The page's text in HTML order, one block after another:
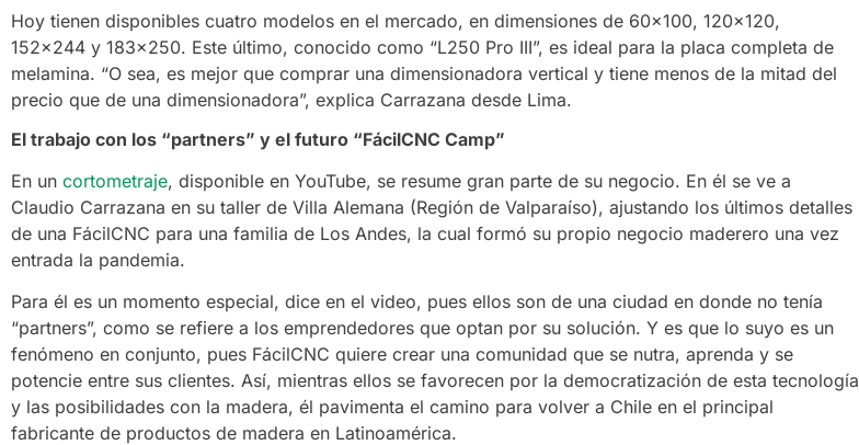
Hoy tienen disponibles cuatro modelos en el mercado, en dimensiones de 60×100, 120×120,
152×244 y 183×250. Este último, conocido como “L250 Pro III”, es ideal para la placa completa de
melamina. “O sea, es mejor que comprar una dimensionadora vertical y tiene menos de la mitad del
precio que de una dimensionadora”, explica Carrazana desde Lima.
El trabajo con los “partners” y el futuro “FácilCNC Camp”
En un cortometraje, disponible en YouTube, se resume gran parte de su negocio. En él se ve a
Claudio Carrazana en su taller de Villa Alemana (Región de Valparaíso), ajustando los últimos detalles
de una FácilCNC para una familia de Los Andes, la cual formó su propio negocio maderero una vez
entrada la pandemia.
Para él es un momento especial, dice en el video, pues ellos son de una ciudad en donde no tenía
“partners”, como se refiere a los emprendedores que optan por su solución. Y es que lo suyo es un
fenómeno en conjunto, pues FácilCNC quiere crear una comunidad que se nutra, aprenda y se
potencie entre sus clientes. Así, mientras ellos se favorecen por la democratización de esta tecnología
y las posibilidades con la madera, él pavimenta el camino para volver a Chile en el principal
fabricante de productos de madera en Latinoamérica.